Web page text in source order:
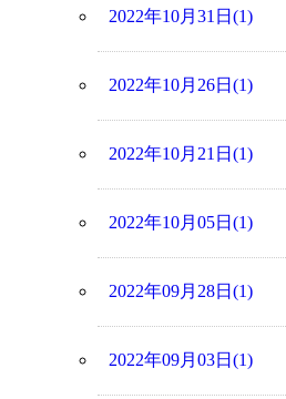
2022年10月31日(1)
2022年10月26日(1)
2022年10月21日(1)
2022年10月05日(1)
2022年09月28日(1)
2022年09月03日(1)